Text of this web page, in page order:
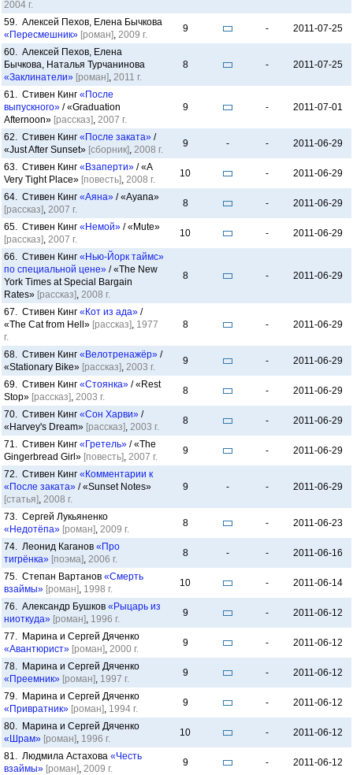
2004 г.
59. Алексей Пехов, Елена Бычкова
«Пересмешник» [роман], 2009 г.
9 - 2011-07-25
60. Алексей Пехов, Елена
Бычкова, Наталья Турчанинова
«Заклинатели» [роман], 2011 г.
8 - 2011-07-25
61. Стивен Кинг «После
выпускного» / «Graduation
Afternoon» [рассказ], 2007 г.
9 - 2011-07-01
62. Стивен Кинг «После заката» /
«Just After Sunset» [сборник], 2008 г.
9 - - 2011-06-29
63. Стивен Кинг «Взаперти» / «A
Very Tight Place» [повесть], 2008 г.
10 - 2011-06-29
64. Стивен Кинг «Аяна» / «Ayana»
[рассказ], 2007 г.
8 - 2011-06-29
65. Стивен Кинг «Немой» / «Mute»
[рассказ], 2007 г.
10 - 2011-06-29
66. Стивен Кинг «Нью-Йорк таймс»
по специальной цене» / «The New
York Times at Special Bargain
Rates» [рассказ], 2008 г.
8 - 2011-06-29
67. Стивен Кинг «Кот из ада» /
«The Cat from Hell» [рассказ], 1977
г.
8 - 2011-06-29
68. Стивен Кинг «Велотренажёр» /
«Stationary Bike» [рассказ], 2003 г.
9 - 2011-06-29
69. Стивен Кинг «Стоянка» / «Rest
Stop» [рассказ], 2003 г.
8 - 2011-06-29
70. Стивен Кинг «Сон Харви» /
«Harvey's Dream» [рассказ], 2003 г.
8 - 2011-06-29
71. Стивен Кинг «Гретель» / «The
Gingerbread Girl» [повесть], 2007 г.
9 - 2011-06-29
72. Стивен Кинг «Комментарии к
«После заката» / «Sunset Notes»
[статья], 2008 г.
9 - - 2011-06-29
73. Сергей Лукьяненко
«Недотёпа» [роман], 2009 г.
8 - 2011-06-23
74. Леонид Каганов «Про
тигрёнка» [поэма], 2006 г.
8 - - 2011-06-16
75. Степан Вартанов «Смерть
взаймы» [роман], 1998 г.
10 - 2011-06-14
76. Александр Бушков «Рыцарь из
ниоткуда» [роман], 1996 г.
9 - 2011-06-12
77. Марина и Сергей Дяченко
«Авантюрист» [роман], 2000 г.
9 - 2011-06-12
78. Марина и Сергей Дяченко
«Преемник» [роман], 1997 г.
9 - 2011-06-12
79. Марина и Сергей Дяченко
«Привратник» [роман], 1994 г.
9 - 2011-06-12
80. Марина и Сергей Дяченко
«Шрам» [роман], 1996 г.
10 - 2011-06-12
81. Людмила Астахова «Честь
взаймы» [роман], 2009 г.
9 - 2011-06-12